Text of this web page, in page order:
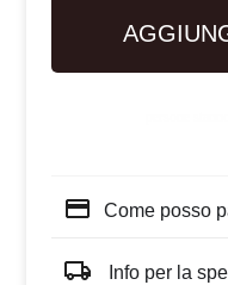
Come posso
Info per la